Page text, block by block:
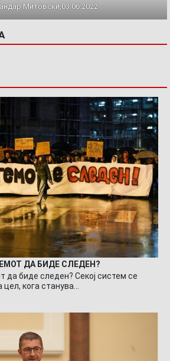
Митовски,03.06.2022
ДА БИДЕ СЛЕДЕН?
да биде следен? Секој систем се
кога станува…